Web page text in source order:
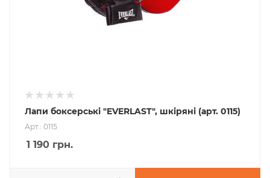
Лапи боксерські "EVERLAST", шкіряні (арт. 0115)
Арт.: 0115
1 190 грн.